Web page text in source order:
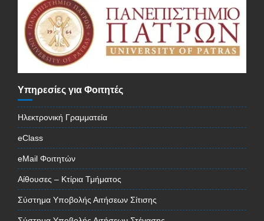
Υπηρεσίες για Φοιτητές
Ηλεκτρονική Γραμματεία
eClass
eMail Φοιτητών
Αίθουσες – Κτίρια Τμήματος
Σύστημα Υποβολής Αιτήσεων Σίτισης